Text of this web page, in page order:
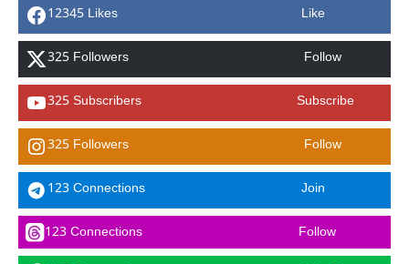
12345 Likes Like
325 Followers Follow
325 Subscribers Subscribe
325 Followers Follow
123 Connections Join
123 Connections Follow